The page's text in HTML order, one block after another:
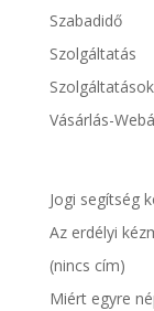
Szabadidő
Szolgáltatás
Szolgáltatások
Vásárlás-
Jogi segítség
Az erdélyi
(nincs cím)
Miért egyre